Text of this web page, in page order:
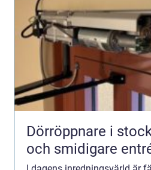
Dörröppnare i stockholm
och smidigare